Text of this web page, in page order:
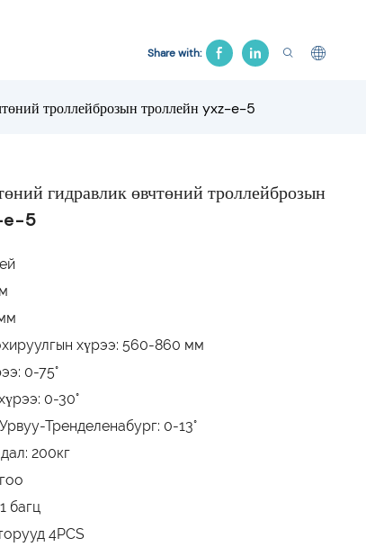
Эмэгтэйчүүдийн ор Эмнэлгийн дарга
Share with:
троллейброзын троллейн yxz-e-5
гидравлик өвчтөний троллейброзын
e-5
хүрээ: 560-860 мм
0-75°
0-30°
Тренделенабург: 0-13°
200кг
багц
4PCS